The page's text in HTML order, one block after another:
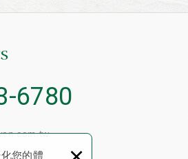
您的體
6780